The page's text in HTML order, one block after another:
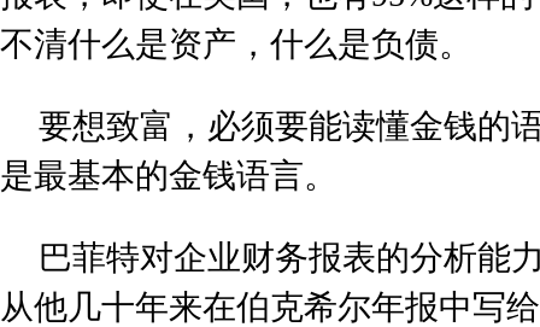
不清什么是资产，什么是负债。
要想致富，必须要能读懂金钱的
是最基本的金钱语言。
巴菲特对企业财务报表的分析能
从他几十年来在伯克希尔年报中写